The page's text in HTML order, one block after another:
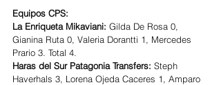
Equipos CPS:
La Enriqueta Mikaviani: Gilda De Rosa 0,
Gianina Ruta 0, Valeria Dorantti 1, Mercedes
Prario 3. Total 4.
Haras del Sur Patagonia Transfers: Steph
Haverhals 3, Lorena Ojeda Caceres 1, Amparo